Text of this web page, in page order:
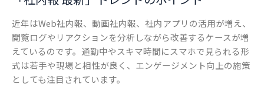
近年はWeb社内報、動画社内報、社内アプリの活用が増え、
閲覧ログやリアクションを分析しながら改善するケースが増
えているのです。通勤中やスキマ時間にスマホで見られる形
式は若手や現場と相性が良く、エンゲージメント向上の施策
としても注目されています。